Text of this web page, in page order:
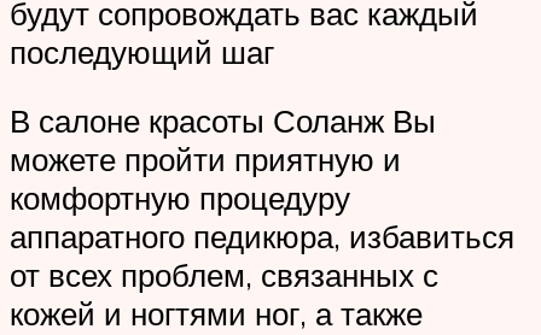
будут сопровождать вас каждый
последующий шаг
В салоне красоты Соланж Вы
можете пройти приятную и
комфортную процедуру
аппаратного педикюра, избавиться
от всех проблем, связанных с
кожей и ногтями ног, а также